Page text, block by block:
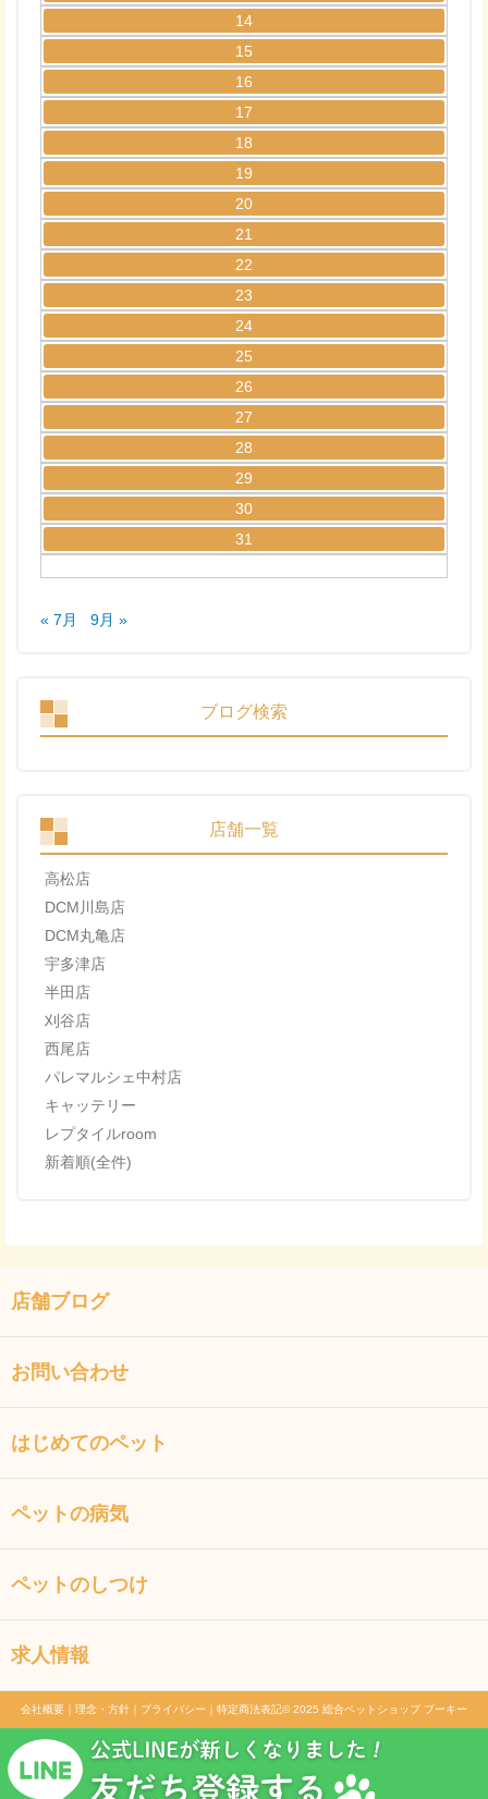
14
15
16
17
18
19
20
21
22
23
24
25
26
27
28
29
30
31
« 7月 9月 »
ブログ検索
店舗一覧
高松店
DCM川島店
DCM丸亀店
宇多津店
半田店
刈谷店
西尾店
パレマルシェ中村店
キャッテリー
レプタイルroom
新着順(全件)
店舗ブログ
お問い合わせ
はじめてのペット
ペットの病気
ペットのしつけ
求人情報
会社概要 ｜ 理念・方針 ｜ プライバシー ｜ 特定商法表記© 2025 総合ペットショップ プーキー